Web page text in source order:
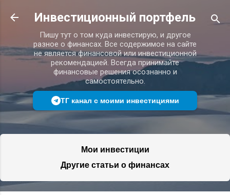
К основному контенту
Инвестиционный портфель
Пишу тут о том куда инвестирую, и другое
разное о финансах. Все содержимое на сайте
не является финансовой или инвестиционной
рекомендацией. Всегда принимайте
финансовые решения осознанно и
самостоятельно.
ТГ канал с моими инвестициями
Мои инвестиции
Другие статьи о финансах